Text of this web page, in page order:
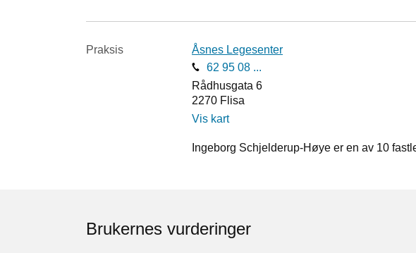
Praksis
Åsnes Legesenter
62 95 08 ...
Rådhusgata 6
2270 Flisa
Vis kart
Ingeborg Schjelderup-Høye er en av 10
Brukernes vurderinger